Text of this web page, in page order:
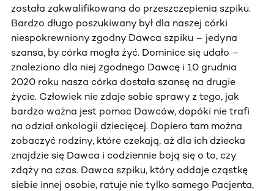
została zakwalifikowana do przeszczepienia szpiku.
Bardzo długo poszukiwany był dla naszej córki
niespokrewniony zgodny Dawca szpiku – jedyna
szansa, by córka mogła żyć. Dominice się udało –
znaleziono dla niej zgodnego Dawcę i 10 grudnia
2020 roku nasza córka dostała szansę na drugie
życie. Człowiek nie zdaje sobie sprawy z tego, jak
bardzo ważna jest pomoc Dawców, dopóki nie trafi
na odział onkologii dziecięcej. Dopiero tam można
zobaczyć rodziny, które czekają, aż dla ich dziecka
znajdzie się Dawca i codziennie boją się o to, czy
zdąży na czas. Dawca szpiku, który oddaje cząstkę
siebie innej osobie, ratuje nie tylko samego Pacjenta,